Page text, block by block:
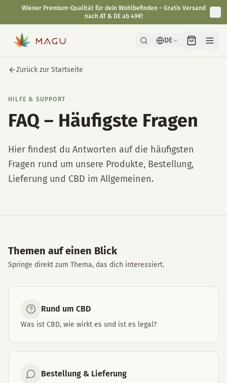
DE
Zurück zur Startseite
HILFE & SUPPORT
FAQ – Häufigste Fragen
Hier findest du Antworten auf die häufigsten
Fragen rund um unsere Produkte, Bestellung,
Lieferung und CBD im Allgemeinen.
Themen auf einen Blick
Springe direkt zum Thema, das dich interessiert.
Rund um CBD
Was ist CBD, wie wirkt es und ist es legal?
Bestellung & Lieferung
Schnelle & diskrete Lieferung direkt aus unserer Manufaktur in
Wien.